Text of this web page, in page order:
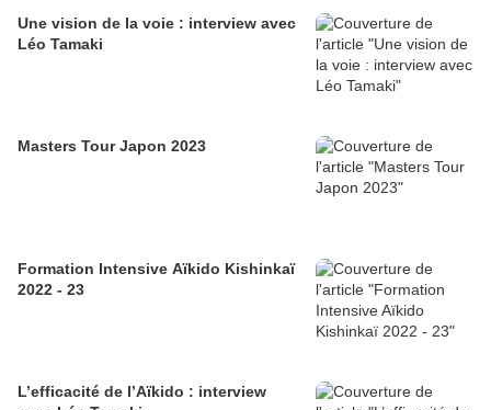
Une vision de la voie : interview avec
Léo Tamaki
Masters Tour Japon 2023
Formation Intensive Aïkido Kishinkaï
2022 - 23
L’efficacité de l’Aïkido : interview